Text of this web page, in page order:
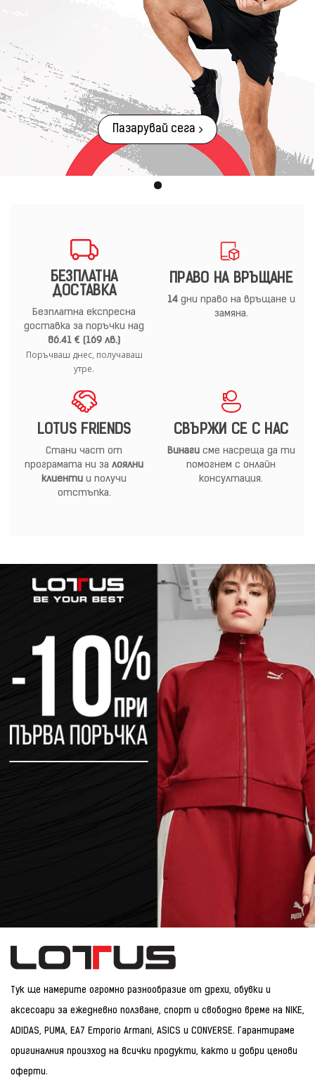
Пазарувай сега
БЕЗПЛАТНА
ДОСТАВКА
Безплатна експресна
доставка за поръчки над
86.41 € (169 лв.)
Поръчваш днес, получаваш
утре.
ПРАВО НА ВРЪЩАНЕ
14дни право на връщане и
замяна.
LOTUS FRIENDS
Стани част от
програмата ни за лоялни
клиенти и получи
отстъпка.
СВЪРЖИ СЕ С НАС
Винагисме насреща да ти
помогнем с онлайн
консултация.
Тук ще намерите огромно разнообразие от дрехи, обувки и
аксесоари за ежедневно ползване, спорт и свободно време на NIKE,
ADIDAS, PUMA, EA7 Emporio Armani, ASICS и CONVERSE. Гарантираме
оригиналния произход на всички продукти, както и добри ценови
оферти.